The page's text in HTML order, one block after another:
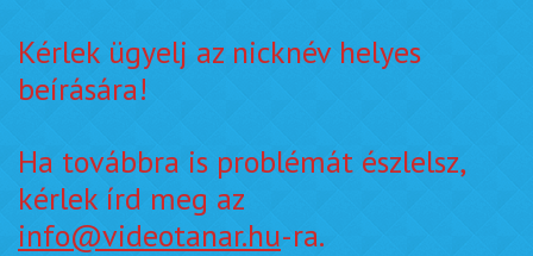
Kérlek ügyelj az nicknév helyes
beírására!
Ha továbbra is problémát észlelsz,
kérlek írd meg az
info@videotanar.hu-ra.